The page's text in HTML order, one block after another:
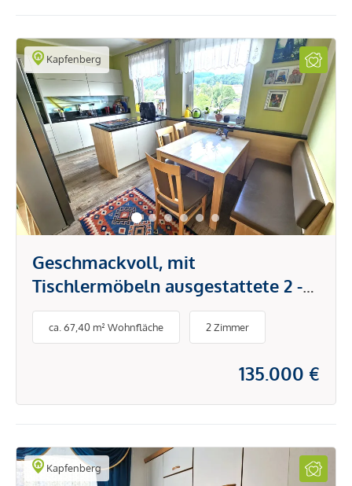
Kapfenberg
Geschmackvoll, mit
Tischlermöbeln ausgestattete 2 -
Zimmerwohnung mit Loggia zum
Wohlfühlen!
ca. 67,40 m² Wohnfläche 2 Zimmer
135.000 €
Kapfenberg